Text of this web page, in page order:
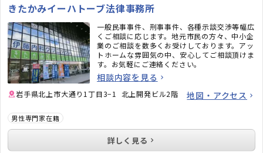
きたかみイーハトーブ法律事務所
一般民事事件、刑事事件、各種示談交渉等幅広
くご相談に応じます。地元市民の方々、中小企
業のご相談を数多くお受けしております。アッ
トホームな雰囲気の中、安心してご相談頂けま
す。お気軽にご連絡ください。
相談内容を見る
岩手県北上市大通り1丁目3−1 北上開発ビル2階 地図・アクセス
男性専門家在籍
詳しく見る